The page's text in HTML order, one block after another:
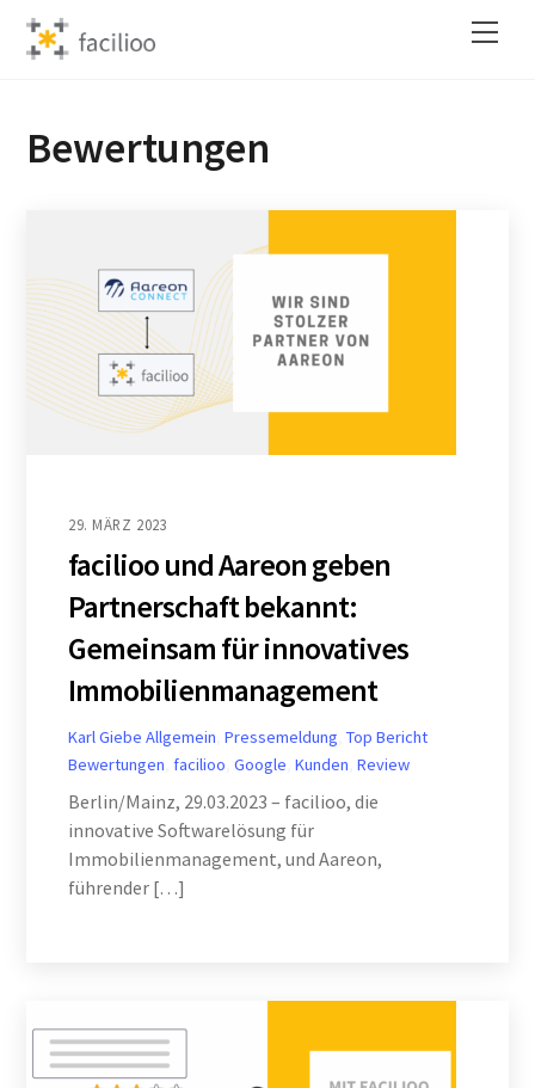
Skip
Bewertungen
29. MÄRZ 2023
facilioo und Aareon geben
Partnerschaft bekannt:
Gemeinsam für innovatives
Immobilienmanagement
Karl Giebe Allgemein ,Pressemeldung ,Top Bericht
Bewertungen ,facilioo ,Google ,Kunden ,Review
Berlin/Mainz, 29.03.2023 – facilioo, die
innovative Softwarelösung für
Immobilienmanagement, und Aareon,
führender […]